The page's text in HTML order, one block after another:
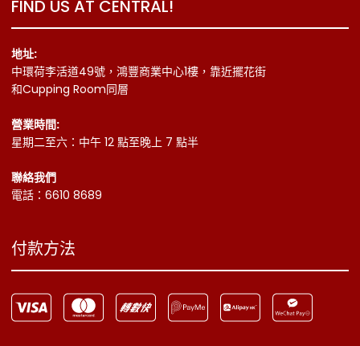
FIND US AT CENTRAL!
地址:
中環荷李活道49號，鴻豐商業中心1樓，靠近擺花街
和Cupping Room同層
營業時間:
星期二至六：中午 12 點至晚上 7 點半
聯絡我們
電話：6610 8689
付款方法